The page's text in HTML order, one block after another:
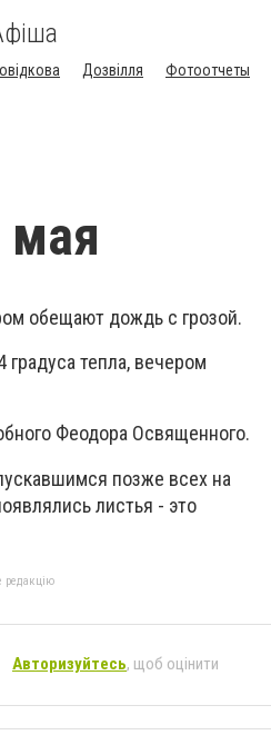
Дозвілля Фотоотчеты
мая
обещают дождь с грозой.
градуса тепла, вечером
Феодора Освященного.
позже всех на
листья - это
редакцію
Авторизуйтесь, щоб оцінити